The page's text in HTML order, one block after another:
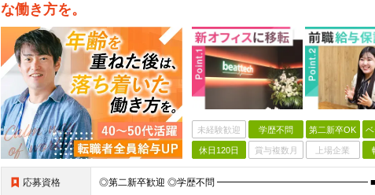
な働き方を。
未経験歓迎 学歴不問 第二新卒OK
休日120日 賞与複数月 上場企業
応募資格